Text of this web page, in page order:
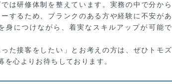
は研修体制を整えています。実務の中で分から
するため、ブランクのある方や経験に不安があ
身につけながら、着実なスキルアップが可能で
た接客をしたい」とお考えの方は、ぜひトモズ
心よりお待ちしております。